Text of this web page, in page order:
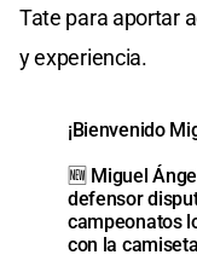
Tate para aportar
y experiencia.
¡Bienvenido
🆕 Miguel
defensor
campeonatos
con la